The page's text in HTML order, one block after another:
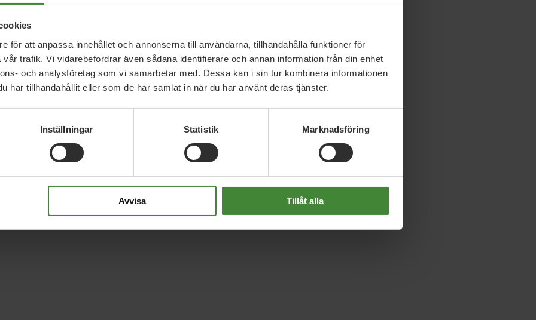
för att anpassa innehållet och annonserna till användarna, tillhandahålla funktioner för
trafik. Vi vidarebefordrar även sådana identifierare och annan information från din enhet
och analysföretag som vi samarbetar med. Dessa kan i sin tur kombinera informationen
har tillhandahållit eller som de har samlat in när du har använt deras tjänster.
Inställningar Statistik Marknadsföring
Avvisa Tillåt alla
de anses hotade till utrotning. Det är
skadas eller dödas. Skyddsjakt kan
eller annan egendom om det inte går att
är enligt EU inte privat egendom, om
en verklighetsfrämmande åsikt om det.
för lodjur gigantiskt i Sverige och såklart
Jägareförbundets extrema åsikter får vi leva
det enda partiet som aktivt driver lodjurens
bättre framtid.
Uppsala län